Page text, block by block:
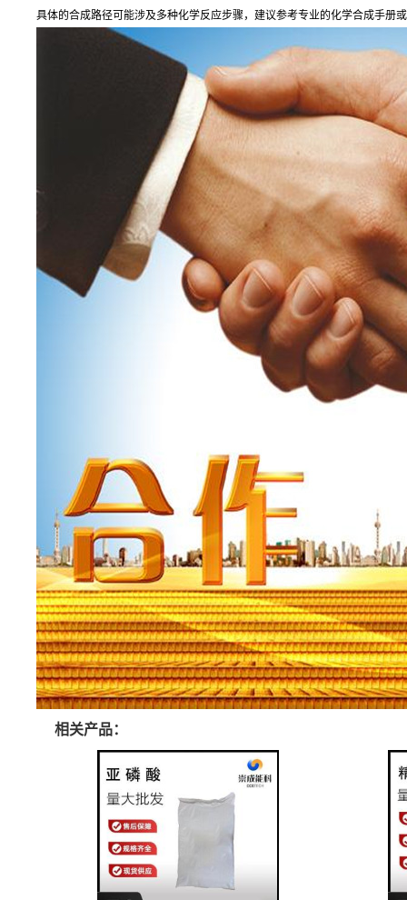
具体的合成路径可能涉及多种化学反应步骤，建议参考专业的化学合成手册
相关产品：